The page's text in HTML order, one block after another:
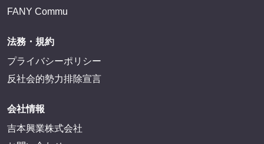
FANY Commu
法務・規約
プライバシーポリシー
反社会的勢力排除宣言
会社情報
吉本興業株式会社